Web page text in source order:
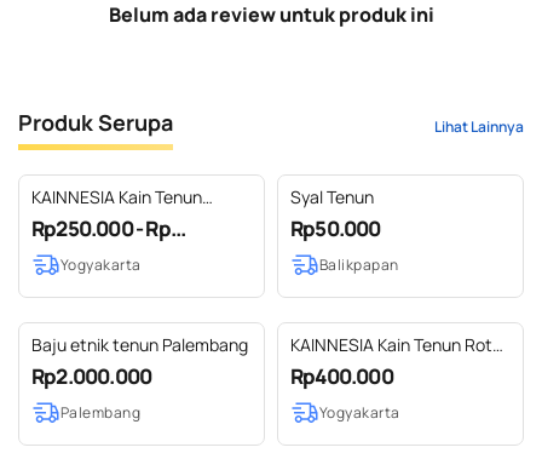
Belum ada review untuk produk ini
Produk Serupa Lihat Lainnya
KAINNESIA Kain Tenun
Rewoven Blanket Etnik
Nusantara #1
Rp250.000 - Rp...
Yogyakarta
Syal Tenun
Rp50.000
Balikpapan
Baju etnik tenun Palembang
Rp2.000.000
Palembang
KAINNESIA Kain Tenun Rote
Blanket Etnik Nusantara
Rp400.000
Yogyakarta